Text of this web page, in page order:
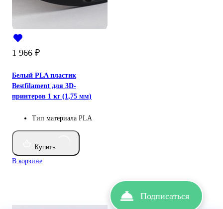
1 966 ₽
Белый PLA пластик
Bestfilament для 3D-
принтеров 1 кг (1,75 мм)
Тип материала PLA
Купить
В корзине
Подписаться